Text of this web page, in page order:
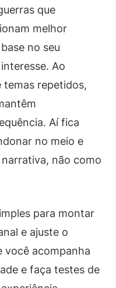
que
melhor
no seu
Ao
repetidos,
Aí fica
no meio e
não como
para montar
e ajuste o
você acompanha
e faça testes de